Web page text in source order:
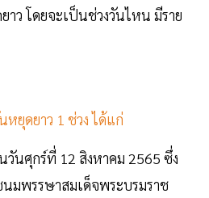
ว โดยจะเป็นช่วงวันไหน มีราย
ยุดยาว 1 ช่วง ได้แก่
นศุกร์ที่ 12 สิงหาคม 2565 ซึ่ง
มพรรษาสมเด็จพระบรมราช